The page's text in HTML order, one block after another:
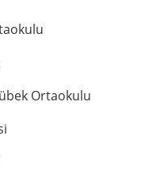
Ortaokulu